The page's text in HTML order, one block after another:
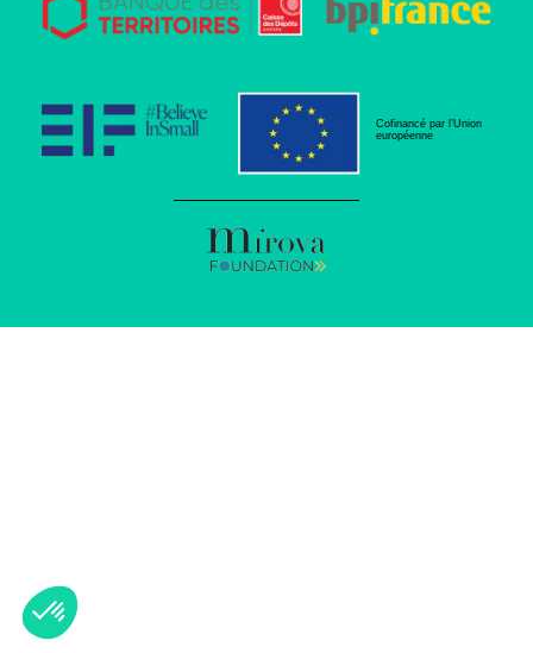
Cofinancé par l’Union
européenne